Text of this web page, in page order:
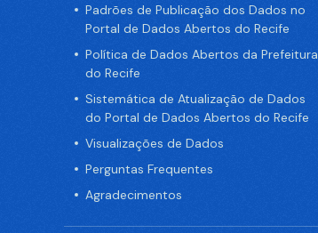
Padrões de Publicação dos Dados no
Portal de Dados Abertos do Recife
Política de Dados Abertos da Prefeitura
do Recife
Sistemática de Atualização de Dados
do Portal de Dados Abertos do Recife
Visualizações de Dados
Perguntas Frequentes
Agradecimentos